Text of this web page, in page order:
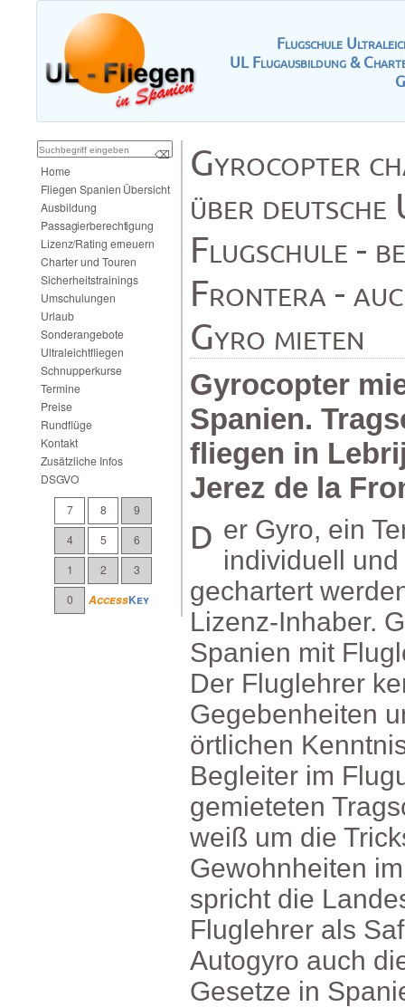
⌫
Home
FliegenSpanienÜbersicht
Ausbildung
Passagierberechtigung
Lizenz/Ratingerneuern
CharterundTouren
Sicherheitstrainings
Umschulungen
Urlaub
Sonderangebote
Ultraleichtfliegen
Schnupperkurse
Termine
Preise
Rundflüge
Kontakt
ZusätzlicheInfos
DSGVO
7
8
9
4
5
6
1
2
3
0
AccessKey
Flugschule-
Frontera-
Gyromieten
DerGyro,einTercel,kanninSpanien
Lizenz-